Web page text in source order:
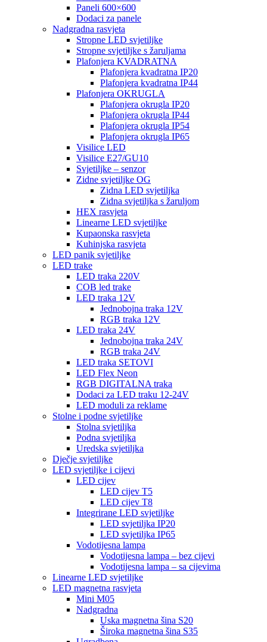
Paneli 600×600
Dodaci za panele
Nadgradna rasvjeta
Stropne LED svjetiljke
Stropne svjetiljke s žaruljama
Plafonjera KVADRATNA
Plafonjera kvadratna IP20
Plafonjera kvadratna IP44
Plafonjera OKRUGLA
Plafonjera okrugla IP20
Plafonjera okrugla IP44
Plafonjera okrugla IP54
Plafonjera okrugla IP65
Visilice LED
Visilice E27/GU10
Svjetiljke – senzor
Zidne svjetiljke OG
Zidna LED svjetiljka
Zidna svjetiljka s žaruljom
HEX rasvjeta
Linearne LED svjetiljke
Kupaonska rasvjeta
Kuhinjska rasvjeta
LED panik svjetiljke
LED trake
LED traka 220V
COB led trake
LED traka 12V
Jednobojna traka 12V
RGB traka 12V
LED traka 24V
Jednobojna traka 24V
RGB traka 24V
LED traka SETOVI
LED Flex Neon
RGB DIGITALNA traka
Dodaci za LED traku 12-24V
LED moduli za reklame
Stolne i podne svjetiljke
Stolna svjetiljka
Podna svjetiljka
Uredska svjetiljka
Dječje svjetiljke
LED svjetiljke i cijevi
LED cijev
LED cijev T5
LED cijev T8
Integrirane LED svjetiljke
LED svjetiljka IP20
LED svjetiljka IP65
Vodotijesna lampa
Vodotijesna lampa – bez cijevi
Vodotijesna lampa – sa cijevima
Linearne LED svjetiljke
LED magnetna rasvjeta
Mini M05
Nadgradna
Uska magnetna šina S20
Široka magnetna šina S35